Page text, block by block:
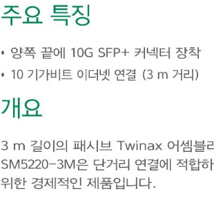
주요 특징
• 양쪽 끝에 10G SFP+
커넥터 장착
• 10 기가비트이더넷연결 (3 m 거리)
개요
3 m 길이의 패시브 Twinax
어셈블
SM5220
- 3M
은 단거리 연결에 적합
위한 경제적인 제품입니다.